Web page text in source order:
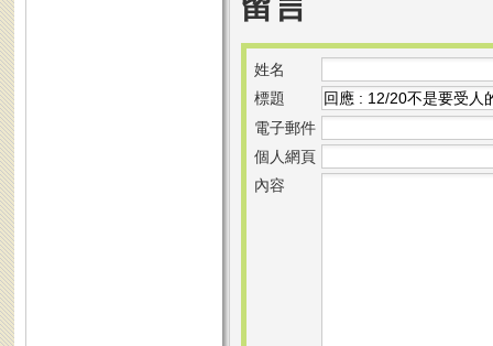
姓名
標題
電子郵件
個人網頁
內容